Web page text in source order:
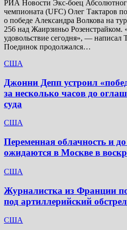
РИА Новости Экс-боец
чемпионата (UFC) Олег Тактаров
о победе Александра Волкова на
256 над Жаирзиньо
удовольствие сегодня», — написал
Поединок продолжался…
США
Джонни Депп устроил
за несколько часов до
суда
США
Переменная облачность и
ожидаются в Москве в
США
Журналистка из Франции
под артиллерийский
США